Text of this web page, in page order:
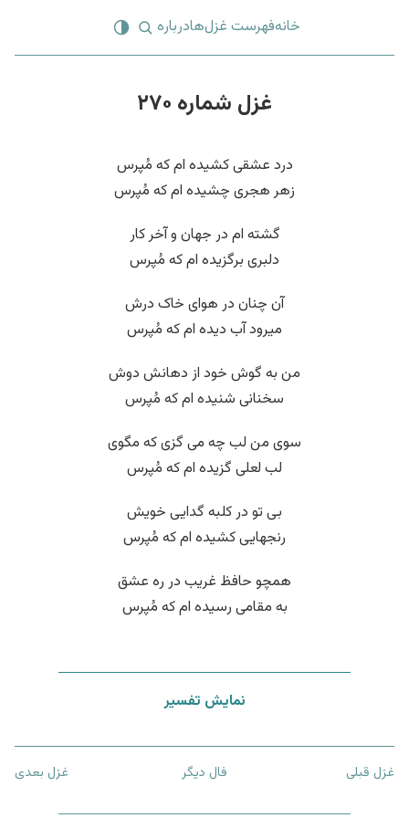
خانهفهرست غزل‌هادرباره
غزل شماره ۲۷۰
درد عشقی کشیده ام که مُپرس
زهر هجری چشیده ام که مُپرس
گشته ام در جهان و آخر کار
دلبری برگزیده ام که مُپرس
آن چنان در هوای خاک درش
میرود آب دیده ام که مُپرس
من به گوش خود از دهانش دوش
سخنانی شنیده ام که مُپرس
سوی من لب چه می گزی که مگوی
لب لعلی گزیده ام که مُپرس
بی تو در کلبه گدایی خویش
رنجهایی کشیده ام که مُپرس
همچو حافظ غریب در ره عشق
به مقامی رسیده ام که مُپرس
نمایش تفسیر
غزل قبلی فال دیگر غزل بعدی